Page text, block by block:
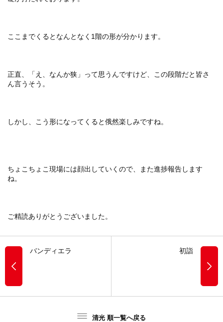
ここまでくるとなんとなく1階の形が分かります。
正直、「え、なんか狭」って思うんですけど、この段階だと皆さ
ん言うそう。
しかし、こう形になってくると俄然楽しみですね。
ちょこちょこ現場には顔出していくので、また進捗報告します
ね。
ご精読ありがとうございました。
バンディエラ 初詣
清光 順一覧へ戻る